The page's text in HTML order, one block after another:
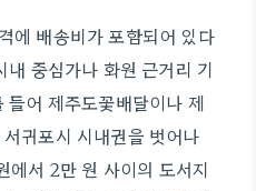
에 배송비가 포함되어 있다
중심가나 화원 근거리 기
어 제주도꽃배달이나 제
귀포시 시내권을 벗어나
에서 2만 원 사이의 도서지